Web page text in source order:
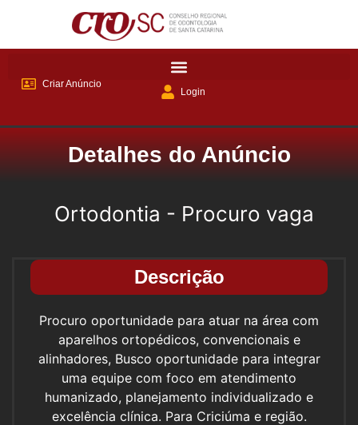
Criar Anúncio
Login
Detalhes do Anúncio
Ortodontia - Procuro vaga
Descrição
Procuro oportunidade para atuar na área com
aparelhos ortopédicos, convencionais e
alinhadores, Busco oportunidade para integrar
uma equipe com foco em atendimento
humanizado, planejamento individualizado e
excelência clínica. Para Criciúma e região.